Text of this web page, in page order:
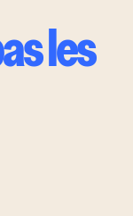
les